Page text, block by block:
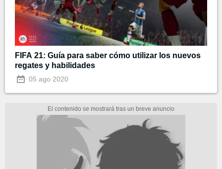
FIFA 21: Guía para saber cómo utilizar los nuevos
regates y habilidades
05 ago 2020